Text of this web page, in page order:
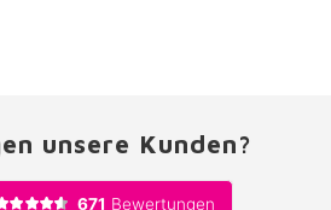
unsere Kunden?